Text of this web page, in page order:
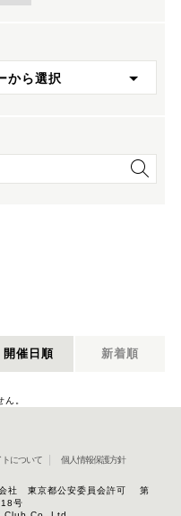
から選択
開催日順 新着順
。
トについて 個人情報保護方針
会社 東京都公安委員会許可 第
号